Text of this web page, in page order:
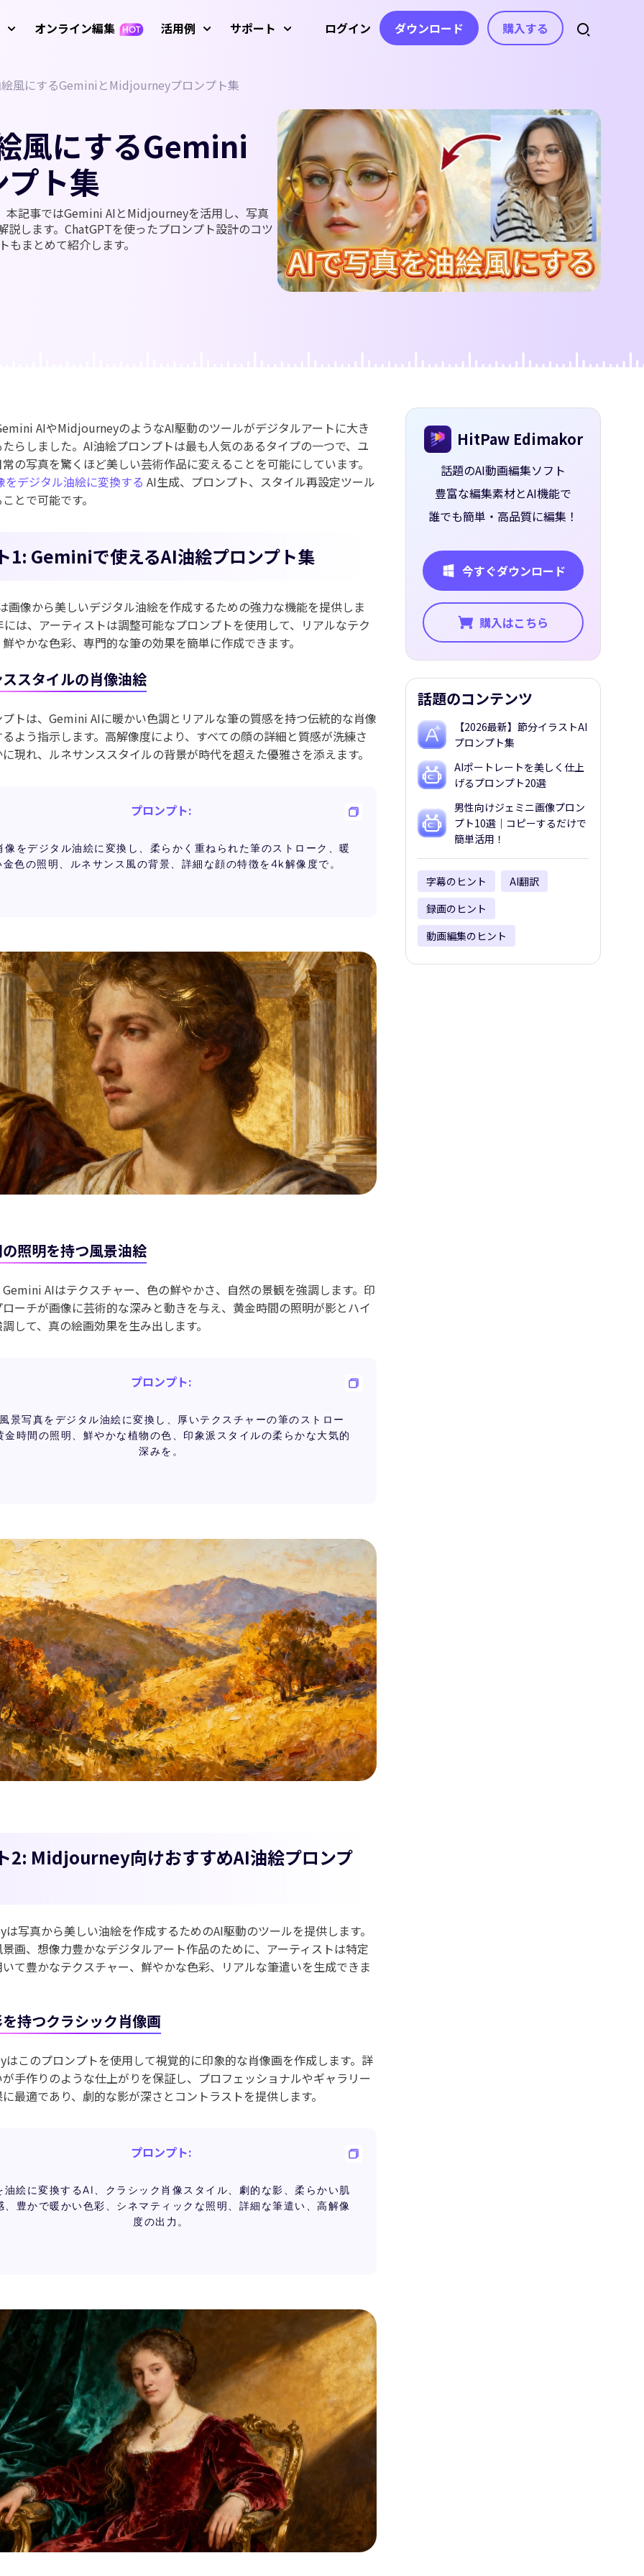
ログイン ダウンロード 購入する
動画編集
ディター
ーション
動画を逆再生
グリーンバック除
去
Screen Recorder（録画
ツール）
ビデオマスキング
動画エフェクト
動画フィルター
動画ステッカー
ビデオトランジション
動画テンプレート
テキスト アニメーション
ストから動
AI画像から動画
ン
写真
AI話す動物
自動字幕生成
音声から文字起こし
コピーライティング
動画の不要な文字を消
す
動画の字幕を消すAIツ
ール
AIテキストベース編集
AI音楽生成
ボイスチェンジャー
テキスト読み上
げ
ボイスクローン
ボーカルリムーバー
AI効果音生成
オンライン編集 活用例
Nano Banana画像プロンプト
成 AIダンス動画
AI脳バグ動画モード
AIベビージェネレーター
フィルター AI ファイトジェネレーター
AI少女ジェネレーター
サポート
使い方ガイド
操作方法を分かりやすく紹介
使い方記事
すべてのヒント＆解決策
アップデート情報
最新のアップデート&修正内容
YouTube
風にするGeminiとMidjourneyプロンプト集
風にするGemini
ト集
本記事ではGemini AIとMidjourneyを活用し、写真
します。ChatGPTを使ったプロンプト設計のコツ
まとめて紹介します。
AIやMidjourneyのようなAI駆動のツールがデジタルアートに大き
らしました。AI油絵プロンプトは最も人気のあるタイプの一つで、ユ
の写真を驚くほど美しい芸術作品に変えることを可能にしています。
をデジタル油絵に変換する AI生成、プロンプト、スタイル再設定ツール
とで可能です。
1: Geminiで使えるAI油絵プロンプト集
画像から美しいデジタル油絵を作成するための強力な機能を提供しま
には、アーティストは調整可能なプロンプトを使用して、リアルなテク
やかな色彩、専門的な筆の効果を簡単に作成できます。
スタイルの肖像油絵
トは、Gemini AIに暖かい色調とリアルな筆の質感を持つ伝統的な肖像
よう指示します。高解像度により、すべての顔の詳細と質感が洗練さ
現れ、ルネサンススタイルの背景が時代を超えた優雅さを添えます。
プロンプト:
像をデジタル油絵に変換し、柔らかく重ねられた筆のストローク、暖
金色の照明、ルネサンス風の背景、詳細な顔の特徴を4k解像度で。
照明を持つ風景油絵
AIはテクスチャー、色の鮮やかさ、自然の景観を強調します。印
ーチが画像に芸術的な深みと動きを与え、黄金時間の照明が影とハイ
して、真の絵画効果を生み出します。
プロンプト:
景写真をデジタル油絵に変換し、厚いテクスチャーの筆のストロー
金時間の照明、鮮やかな植物の色、印象派スタイルの柔らかな大気的
深みを。
2: Midjourney向けおすすめAI油絵プロンプ
写真から美しい油絵を作成するためのAI駆動のツールを提供します。
画、想像力豊かなデジタルアート作品のために、アーティストは特定
て豊かなテクスチャー、鮮やかな色彩、リアルな筆遣いを生成できま
持つクラシック肖像画
このプロンプトを使用して視覚的に印象的な肖像画を作成します。詳
手作りのような仕上がりを保証し、プロフェッショナルやギャラリー
最適であり、劇的な影が深さとコントラストを提供します。
プロンプト:
油絵に変換するAI、クラシック肖像スタイル、劇的な影、柔らかい肌
、豊かで暖かい色彩、シネマティックな照明、詳細な筆遣い、高解像
度の出力。
HitPaw Edimakor
話題のAI動画編集ソフト
豊富な編集素材とAI機能で
誰でも簡単・高品質に編集！
今すぐダウンロード
購入はこちら
話題のコンテンツ
【2026最新】節分イラストAI
プロンプト集
AIポートレートを美しく仕上
げるプロンプト20選
男性向けジェミニ画像プロン
プト10選｜コピーするだけで
簡単活用！
字幕のヒント
AI翻訳
録画のヒント
動画編集のヒント
でKling 3.0が利用可能に 注目
リズムと動きのあるAIダンス動画を簡単に生成できます。
今すぐ試す